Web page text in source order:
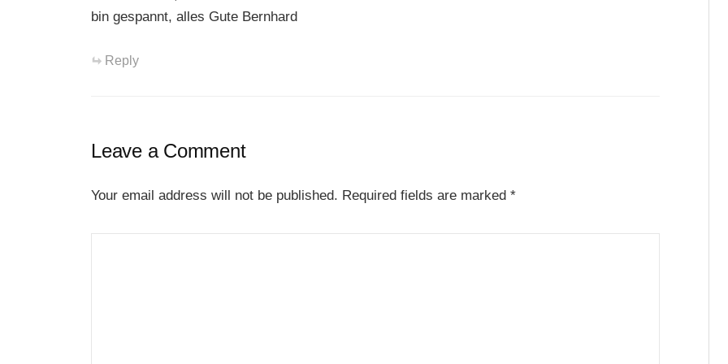
bin gespannt, alles Gute Bernhard
Reply
Leave a Comment
Your email address will not be published. Required fields are marked *